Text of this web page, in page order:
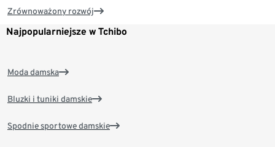
Zrównoważony rozwój
Najpopularniejsze w Tchibo
Moda damska
Bluzki i tuniki damskie
Spodnie sportowe damskie